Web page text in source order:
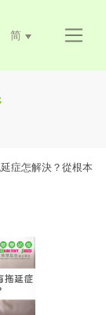
简
症怎解決？從根本